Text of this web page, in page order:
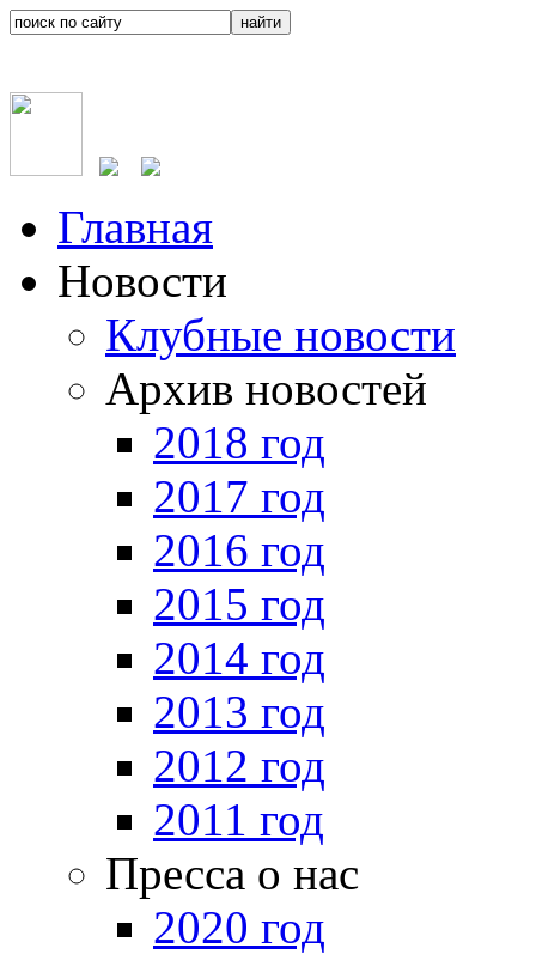
Главная
Новости
Клубные новости
Архив новостей
2018 год
2017 год
2016 год
2015 год
2014 год
2013 год
2012 год
2011 год
Пресса о нас
2020 год